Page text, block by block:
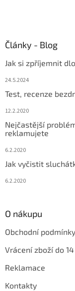
Články - Blog
Jak si zpříjemnit
24.5.2024
Test, recenze
12.2.2020
Nejčastější
reklamujete
6.2.2020
Jak vyčistit
6.2.2020
O nákupu
Obchodní podmínky
Vrácení zboží do
Reklamace
Kontakty